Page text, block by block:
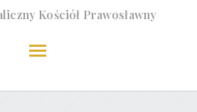
Kościół Prawosławny